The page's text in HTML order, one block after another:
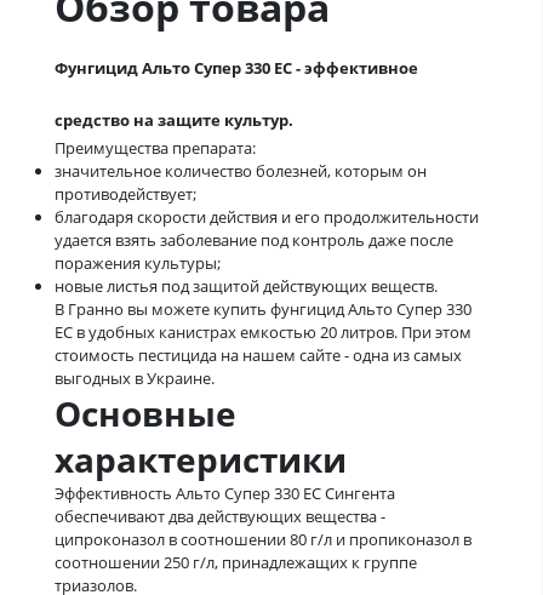
Фунгицид Альто Супер 330 ЕС - эффективное
средство на защите культур.
Преимущества препарата:
значительное количество болезней, которым он
противодействует;
благодаря скорости действия и его продолжительности
удается взять заболевание под контроль даже после
поражения культуры;
новые листья под защитой действующих веществ.
В Гранно вы можете купить фунгицид Альто Супер 330
ЕС в удобных канистрах емкостью 20 литров. При этом
стоимость пестицида на нашем сайте - одна из самых
выгодных в Украине.
Основные
характеристики
Эффективность Альто Супер 330 ЕС Сингента
обеспечивают два действующих вещества -
ципроконазол в соотношении 80 г/л и пропиконазол в
соотношении 250 г/л, принадлежащих к группе
триазолов.